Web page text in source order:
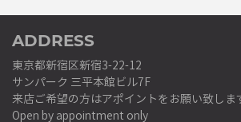
ADDRESS
東京都新宿区新宿3-22-12
サンパーク 三平本館ビル7F
来店ご希望の方はアポイントをお願い致しま
Open by appointment only